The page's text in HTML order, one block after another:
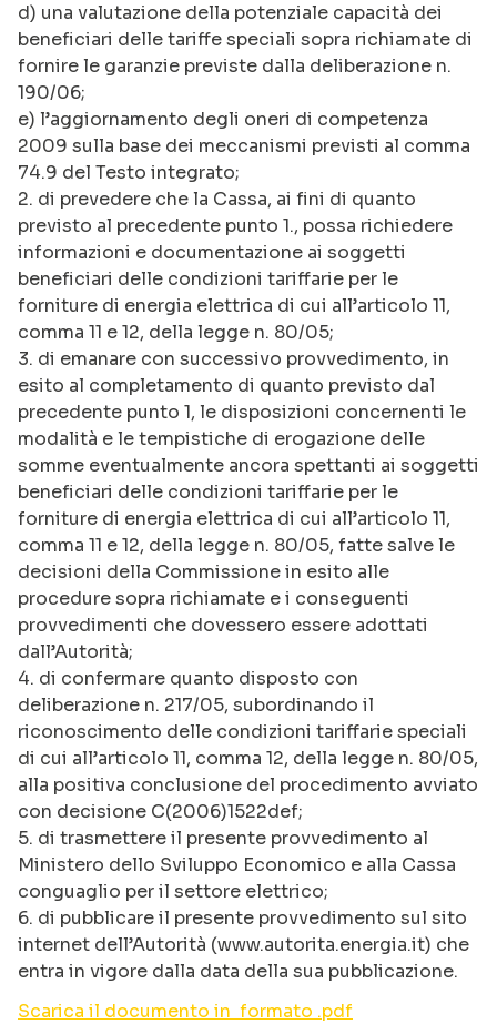
d) una valutazione della potenziale capacità dei
beneficiari delle tariffe speciali sopra richiamate di
fornire le garanzie previste dalla deliberazione n.
190/06;
e) l’aggiornamento degli oneri di competenza
2009 sulla base dei meccanismi previsti al comma
74.9 del Testo integrato;
2. di prevedere che la Cassa, ai fini di quanto
previsto al precedente punto 1., possa richiedere
informazioni e documentazione ai soggetti
beneficiari delle condizioni tariffarie per le
forniture di energia elettrica di cui all’articolo 11,
comma 11 e 12, della legge n. 80/05;
3. di emanare con successivo provvedimento, in
esito al completamento di quanto previsto dal
precedente punto 1, le disposizioni concernenti le
modalità e le tempistiche di erogazione delle
somme eventualmente ancora spettanti ai soggetti
beneficiari delle condizioni tariffarie per le
forniture di energia elettrica di cui all’articolo 11,
comma 11 e 12, della legge n. 80/05, fatte salve le
decisioni della Commissione in esito alle
procedure sopra richiamate e i conseguenti
provvedimenti che dovessero essere adottati
dall’Autorità;
4. di confermare quanto disposto con
deliberazione n. 217/05, subordinando il
riconoscimento delle condizioni tariffarie speciali
di cui all’articolo 11, comma 12, della legge n. 80/05,
alla positiva conclusione del procedimento avviato
con decisione C(2006)1522def;
5. di trasmettere il presente provvedimento al
Ministero dello Sviluppo Economico e alla Cassa
conguaglio per il settore elettrico;
6. di pubblicare il presente provvedimento sul sito
internet dell’Autorità (www.autorita.energia.it) che
entra in vigore dalla data della sua pubblicazione.
Scarica il documento in formato .pdf